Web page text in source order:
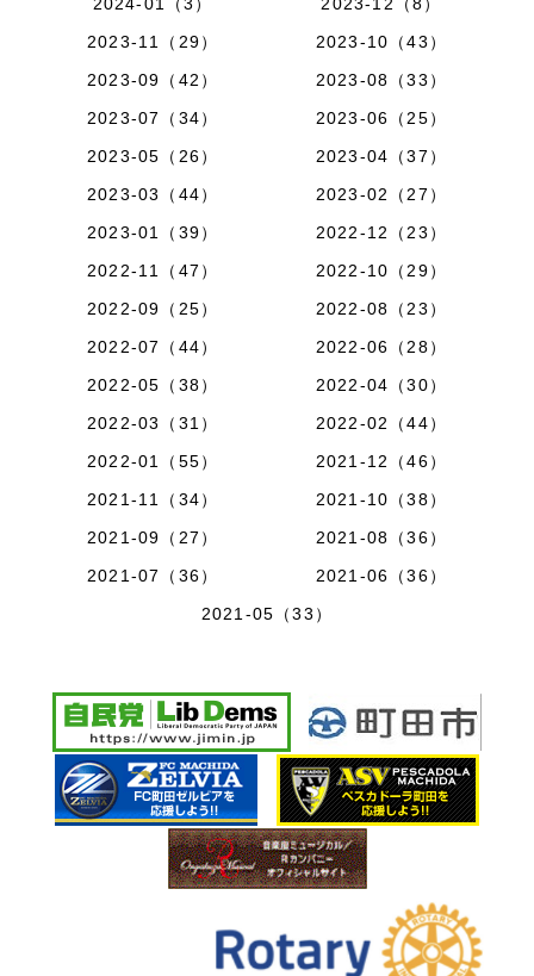
2023-11（29）
2023-10（43）
2023-09（42）
2023-08（33）
2023-07（34）
2023-06（25）
2023-05（26）
2023-04（37）
2023-03（44）
2023-02（27）
2023-01（39）
2022-12（23）
2022-11（47）
2022-10（29）
2022-09（25）
2022-08（23）
2022-07（44）
2022-06（28）
2022-05（38）
2022-04（30）
2022-03（31）
2022-02（44）
2022-01（55）
2021-12（46）
2021-11（34）
2021-10（38）
2021-09（27）
2021-08（36）
2021-07（36）
2021-06（36）
2021-05（33）